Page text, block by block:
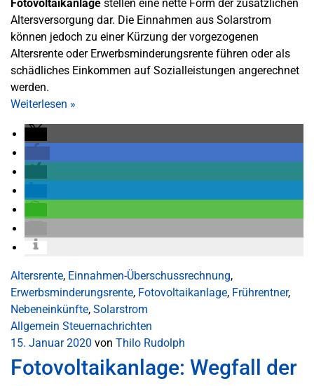
Fotovoltaikanlage stellen eine nette Form der zusätzlichen
Altersversorgung dar. Die Einnahmen aus Solarstrom
können jedoch zu einer Kürzung der vorgezogenen
Altersrente oder Erwerbsminderungsrente führen oder als
schädliches Einkommen auf Sozialleistungen angerechnet
werden.
Weiterlesen »
Altersrente, Einnahmen-Überschussrechnung,
Erwerbsminderungsrente, Fotovoltaikanlage, Frührentner,
Nebeneinkünfte, Solarstrom
Allgemein Steuernachrichten
15. Januar 2020 von Thilo Rudolph
Fotovoltaikanlage: Wegfall der